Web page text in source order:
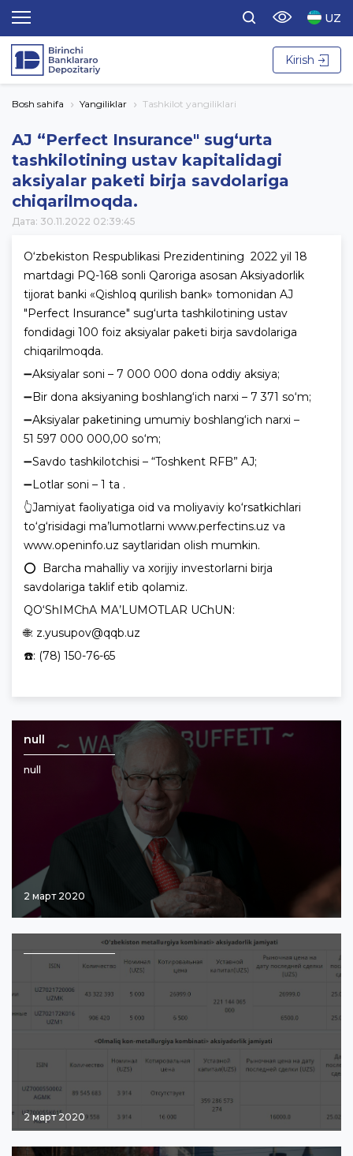
UZ
Kirish
Bosh sahifa Yangiliklar Tashkilot yangiliklari
AJ “Perfect Insurance" sug‘urta
tashkilotining ustav kapitalidagi
aksiyalar paketi birja savdolariga
chiqarilmoqda.
Дата: 30.11.2022 02:39:45
O‘zbekiston Respublikasi Prezidentining 2022 yil 18
martdagi PQ-168 sonli Qaroriga asosan Aksiyadorlik
tijorat banki «Qishloq qurilish bank» tomonidan AJ
"Perfect Insurance" sug‘urta tashkilotining ustav
fondidagi 100 foiz aksiyalar paketi birja savdolariga
chiqarilmoqda.
➖Aksiyalar soni – 7 000 000 dona oddiy aksiya;
➖Bir dona aksiyaning boshlang‘ich narxi – 7 371 so‘m;
➖Aksiyalar paketining umumiy boshlang‘ich narxi –
51 597 000 000,00 so‘m;
➖Savdo tashkilotchisi – “Toshkent RFB” AJ;
➖Lotlar soni – 1 ta .
👆Jamiyat faoliyatiga oid va moliyaviy ko‘rsatkichlari
to‘g‘risidagi ma’lumotlarni www.perfectins.uz va
www.openinfo.uz saytlaridan olish mumkin.
⭕️ Barcha mahalliy va xorijiy investorlarni birja
savdolariga taklif etib qolamiz.
QO‘ShIMChA MA’LUMOTLAR UChUN:
🌐: z.yusupov@qqb.uz
☎️: (78) 150-76-65
null
null
2 март 2020
2 март 2020